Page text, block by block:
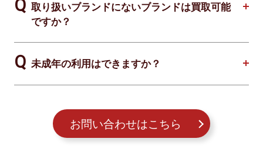
取り扱いブランドにないブランドは買取可能
ですか？
未成年の利用はできますか？
お問い合わせはこちら